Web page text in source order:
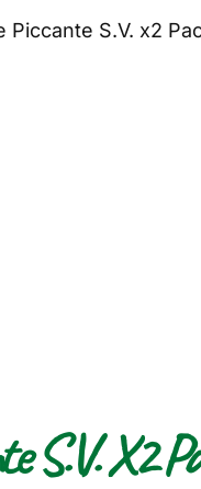
Piccante S.V. x2
S.V. X2